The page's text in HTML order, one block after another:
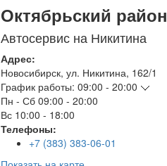
Октябрьский район
Автосервис на Никитина
Адрес:
Новосибирск, ул. Никитина, 162/1
График работы: 09:00 - 20:00
Пн - Сб 09:00 - 20:00
Вс 10:00 - 18:00
Телефоны:
+7 (383) 383-06-01